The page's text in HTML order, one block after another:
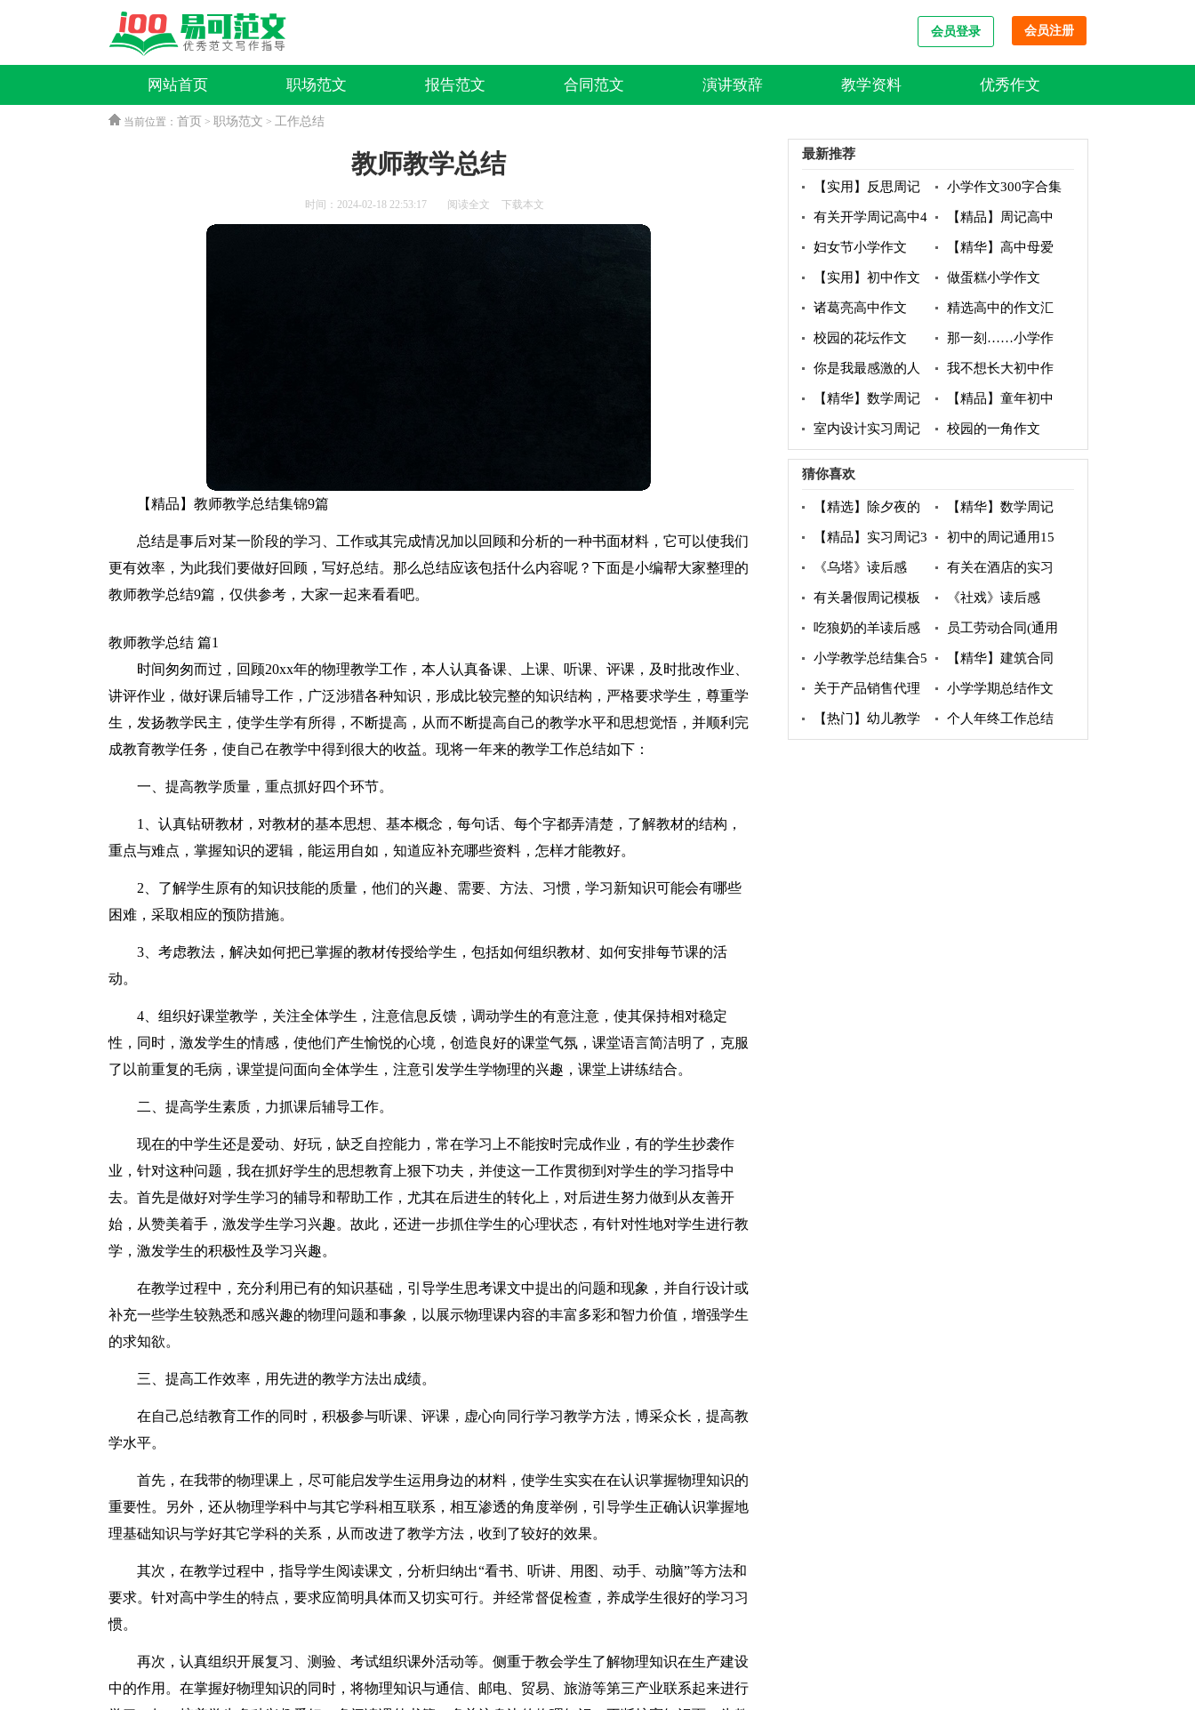
会员登录 会员注册
网站首页 职场范文 报告范文 合同范文 演讲致辞 教学资料 优秀作文
当前位置： 首页 > 职场范文 > 工作总结
教师教学总结
时间：2024-02-18 22:53:17 阅读全文 下载本文
【精品】教师教学总结集锦9篇
总结是事后对某一阶段的学习、工作或其完成情况加以回顾和分析的一种书面材料，它可以使我们
更有效率，为此我们要做好回顾，写好总结。那么总结应该包括什么内容呢？下面是小编帮大家整理的
教师教学总结9篇，仅供参考，大家一起来看看吧。
教师教学总结 篇1
时间匆匆而过，回顾20xx年的物理教学工作，本人认真备课、上课、听课、评课，及时批改作业、
讲评作业，做好课后辅导工作，广泛涉猎各种知识，形成比较完整的知识结构，严格要求学生，尊重学
生，发扬教学民主，使学生学有所得，不断提高，从而不断提高自己的教学水平和思想觉悟，并顺利完
成教育教学任务，使自己在教学中得到很大的收益。现将一年来的教学工作总结如下：
一、提高教学质量，重点抓好四个环节。
1、认真钻研教材，对教材的基本思想、基本概念，每句话、每个字都弄清楚，了解教材的结构，
重点与难点，掌握知识的逻辑，能运用自如，知道应补充哪些资料，怎样才能教好。
2、了解学生原有的知识技能的质量，他们的兴趣、需要、方法、习惯，学习新知识可能会有哪些
困难，采取相应的预防措施。
3、考虑教法，解决如何把已掌握的教材传授给学生，包括如何组织教材、如何安排每节课的活
动。
4、组织好课堂教学，关注全体学生，注意信息反馈，调动学生的有意注意，使其保持相对稳定
性，同时，激发学生的情感，使他们产生愉悦的心境，创造良好的课堂气氛，课堂语言简洁明了，克服
了以前重复的毛病，课堂提问面向全体学生，注意引发学生学物理的兴趣，课堂上讲练结合。
二、提高学生素质，力抓课后辅导工作。
现在的中学生还是爱动、好玩，缺乏自控能力，常在学习上不能按时完成作业，有的学生抄袭作
业，针对这种问题，我在抓好学生的思想教育上狠下功夫，并使这一工作贯彻到对学生的学习指导中
去。首先是做好对学生学习的辅导和帮助工作，尤其在后进生的转化上，对后进生努力做到从友善开
始，从赞美着手，激发学生学习兴趣。故此，还进一步抓住学生的心理状态，有针对性地对学生进行教
学，激发学生的积极性及学习兴趣。
在教学过程中，充分利用已有的知识基础，引导学生思考课文中提出的问题和现象，并自行设计或
补充一些学生较熟悉和感兴趣的物理问题和事象，以展示物理课内容的丰富多彩和智力价值，增强学生
的求知欲。
三、提高工作效率，用先进的教学方法出成绩。
在自己总结教育工作的同时，积极参与听课、评课，虚心向同行学习教学方法，博采众长，提高教
学水平。
首先，在我带的物理课上，尽可能启发学生运用身边的材料，使学生实实在在认识掌握物理知识的
重要性。另外，还从物理学科中与其它学科相互联系，相互渗透的角度举例，引导学生正确认识掌握地
理基础知识与学好其它学科的关系，从而改进了教学方法，收到了较好的效果。
其次，在教学过程中，指导学生阅读课文，分析归纳出“看书、听讲、用图、动手、动脑”等方法和
要求。针对高中学生的特点，要求应简明具体而又切实可行。并经常督促检查，养成学生很好的学习习
惯。
再次，认真组织开展复习、测验、考试组织课外活动等。侧重于教会学生了解物理知识在生产建设
中的作用。在掌握好物理知识的同时，将物理知识与通信、邮电、贸易、旅游等第三产业联系起来进行
最新推荐
【实用】反思周记
三篇
小学作文300字合集
五篇
有关开学周记高中4
篇
【精品】周记高中
三篇
妇女节小学作文
【精华】高中母爱
的作文四篇
【实用】初中作文
300字集合5篇
做蛋糕小学作文
诸葛亮高中作文
精选高中的作文汇
总七篇
校园的花坛作文
那一刻……小学作
文
你是我最感激的人
作文
我不想长大初中作
文
【精华】数学周记
四篇
【精品】童年初中
作文汇总九篇
室内设计实习周记 校园的一角作文
猜你喜欢
【精选】除夕夜的
小学作文四篇
【精华】数学周记
四篇
【精品】实习周记3
篇
初中的周记通用15
篇
《乌塔》读后感
【热门】
有关在酒店的实习
报告三篇
有关暑假周记模板
集合五篇
《社戏》读后感
吃狼奶的羊读后感
汇编15篇
员工劳动合同(通用
15篇)
小学教学总结集合5
篇
【精华】建筑合同
模板锦集9篇
关于产品销售代理
合同
小学学期总结作文
【热门】幼儿教学
个人年终工作总结